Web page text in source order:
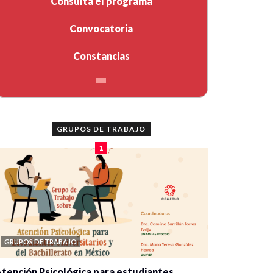
Convocatoria
Constancias
GRUPOS DE TRABAJO
1
GRUPOS DE TRABAJO